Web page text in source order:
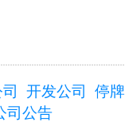
开发公司
停牌
司公告